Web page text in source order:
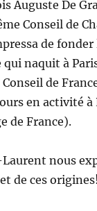
Auguste De
Conseil de
de fonder
qui naquit à
de
en activité à
de France).
nous
de ces origines!